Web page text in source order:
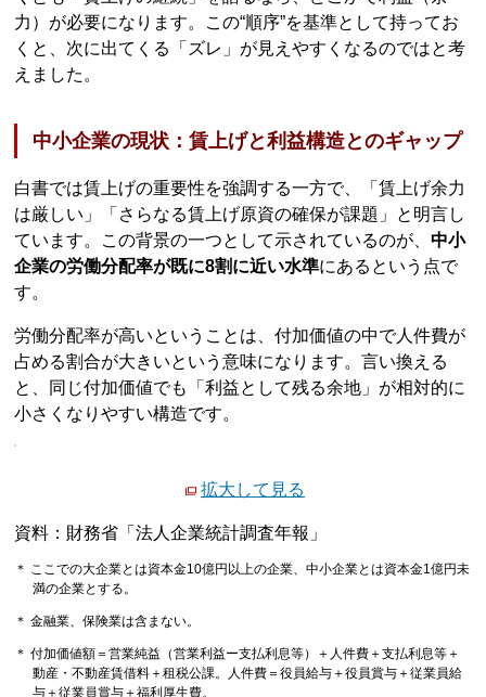
力）が必要になります。この“順序”を基準として持ってお
くと、次に出てくる「ズレ」が見えやすくなるのではと考
えました。
中小企業の現状：賃上げと利益構造とのギャップ
白書では賃上げの重要性を強調する一方で、「賃上げ余力
は厳しい」「さらなる賃上げ原資の確保が課題」と明言し
ています。この背景の一つとして示されているのが、中小
企業の労働分配率が既に8割に近い水準にあるという点で
す。
労働分配率が高いということは、付加価値の中で人件費が
占める割合が大きいという意味になります。言い換える
と、同じ付加価値でも「利益として残る余地」が相対的に
小さくなりやすい構造です。
拡大して見る
資料：財務省「法人企業統計調査年報」
＊ ここでの大企業とは資本金10億円以上の企業、中小企業とは資本金1億円未
満の企業とする。
＊ 金融業、保険業は含まない。
＊ 付加価値額＝営業純益（営業利益ー支払利息等）＋人件費＋支払利息等＋
動産・不動産賃借料＋租税公課。人件費＝役員給与＋役員賞与＋従業員給
与＋従業員賞与＋福利厚生費。